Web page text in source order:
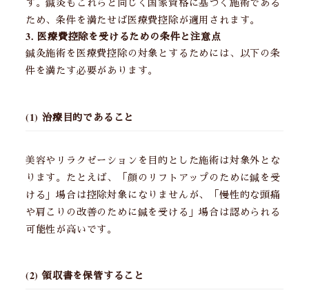
す。鍼灸もこれらと同じく国家資格に基づく施術である
ため、条件を満たせば医療費控除が適用されます。
3. 医療費控除を受けるための条件と注意点
鍼灸施術を医療費控除の対象とするためには、以下の条
件を満たす必要があります。
(1) 治療目的であること
美容やリラクゼーションを目的とした施術は対象外とな
ります。たとえば、「顔のリフトアップのために鍼を受
ける」場合は控除対象になりませんが、「慢性的な頭痛
や肩こりの改善のために鍼を受ける」場合は認められる
可能性が高いです。
(2) 領収書を保管すること